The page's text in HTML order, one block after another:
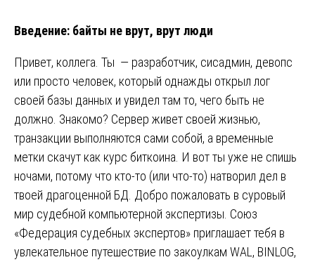
Введение: байты не врут, врут люди
Привет, коллега. Ты — разработчик, сисадмин, девопс
или просто человек, который однажды открыл лог
своей базы данных и увидел там то, чего быть не
должно. Знакомо? Сервер живет своей жизнью,
транзакции выполняются сами собой, а временные
метки скачут как курс биткоина. И вот ты уже не спишь
ночами, потому что кто-то (или что-то) натворил дел в
твоей драгоценной БД. Добро пожаловать в суровый
мир судебной компьютерной экспертизы. Союз
«Федерация судебных экспертов» приглашает тебя в
увлекательное путешествие по закоулкам WAL, BINLOG,